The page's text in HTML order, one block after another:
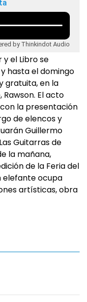
by Thinkindot Audio
y el Libro se
hasta el domingo
gratuita, en la
Rawson. El acto
con la presentación
de elencos y
Guillermo
Guitarras de
la mañana,
de la Feria del
elefante ocupa
artísticas, obra